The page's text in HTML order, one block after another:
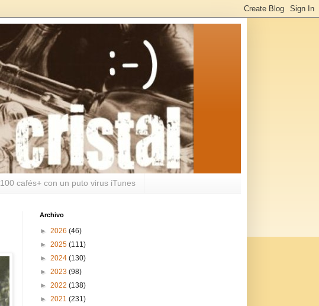
100 cafés+ con un puto virus iTunes
Archivo
► 2026 (46)
► 2025 (111)
► 2024 (130)
► 2023 (98)
► 2022 (138)
► 2021 (231)